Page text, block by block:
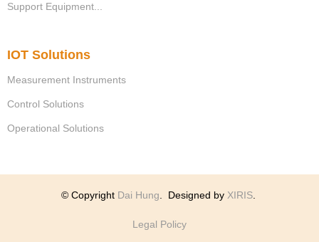
Support Equipment...
IOT Solutions
Measurement Instruments
Control Solutions
Operational Solutions
© Copyright Dai Hung Designed by XIRIS.
Legal Policy